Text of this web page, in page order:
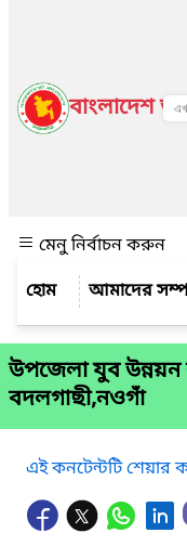
বাংলাদেশ
মেনু নির্বাচন করুন
আমাদের
উপজেলা যুব উন্নয়ন
বদলগাছী,নওগাঁ
এই কনটেন্টটি শেয়ার